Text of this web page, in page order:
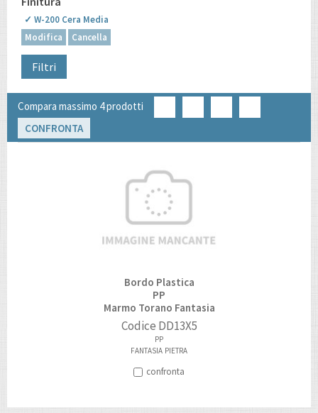
✓ W-200 Cera Media
Modifica
Cancella
Filtri
Compara massimo 4 prodotti
CONFRONTA
Bordo Plastica
PP
Marmo Torano Fantasia
Codice DD13X5
PP
FANTASIA PIETRA
confronta